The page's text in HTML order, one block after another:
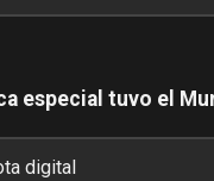
especial tuvo el
digital